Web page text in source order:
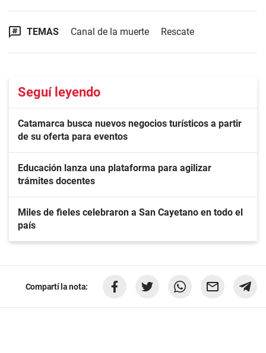
TEMAS Canal de la muerte Rescate
Seguí leyendo
Catamarca busca nuevos negocios turísticos a partir
de su oferta para eventos
Educación lanza una plataforma para agilizar
trámites docentes
Miles de fieles celebraron a San Cayetano en todo el
país
Compartí la nota: